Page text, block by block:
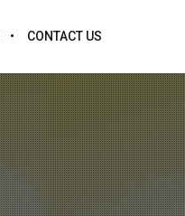
CONTACT US